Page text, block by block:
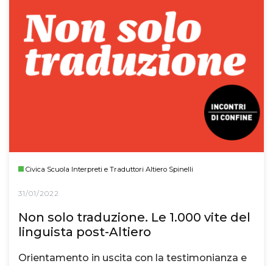
Civica Scuola Interpreti e Traduttori Altiero Spinelli
31/01/2022
Non solo traduzione. Le 1.000 vite del
linguista post-Altiero
Orientamento in uscita con la testimonianza e